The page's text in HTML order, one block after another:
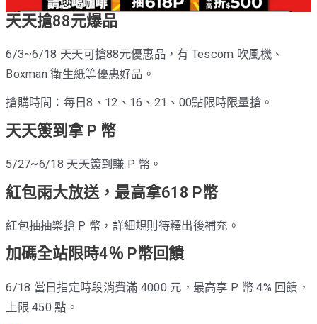
天天搶88元爆品
6/3~6/18 天天可搶88元優惠品，有 Tescom 吹風機、
Boxman 衛生紙等優惠好品。
搶購時間：每日8、12、16、21、00點限時限量搶。
天天簽到拿 P 幣
5/27~6/18 天天簽到賺 P 幣。
紅包雨大放送，最高拿618 P幣
紅包抽抽樂搶 P 幣，詳細規則待釋出後補充。
加碼全站限時4％ P幣回饋
6/18 當日指定時段消費滿 4000 元，最高享 P 幣 4% 回饋，
上限 450 點。